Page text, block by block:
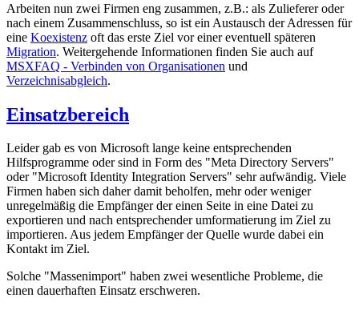
Arbeiten nun zwei Firmen eng zusammen, z.B.: als Zulieferer oder
nach einem Zusammenschluss, so ist ein Austausch der Adressen für
eine Koexistenz oft das erste Ziel vor einer eventuell späteren
Migration. Weitergehende Informationen finden Sie auch auf
MSXFAQ - Verbinden von Organisationen und
Verzeichnisabgleich.
Einsatzbereich
Leider gab es von Microsoft lange keine entsprechenden
Hilfsprogramme oder sind in Form des "Meta Directory Servers"
oder "Microsoft Identity Integration Servers" sehr aufwändig. Viele
Firmen haben sich daher damit beholfen, mehr oder weniger
unregelmäßig die Empfänger der einen Seite in eine Datei zu
exportieren und nach entsprechender umformatierung im Ziel zu
importieren. Aus jedem Empfänger der Quelle wurde dabei ein
Kontakt im Ziel.
Solche "Massenimport" haben zwei wesentliche Probleme, die
einen dauerhaften Einsatz erschweren.